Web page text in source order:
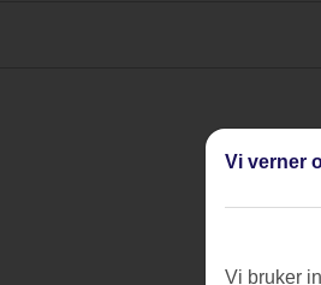
Vi verner
Vi bruker